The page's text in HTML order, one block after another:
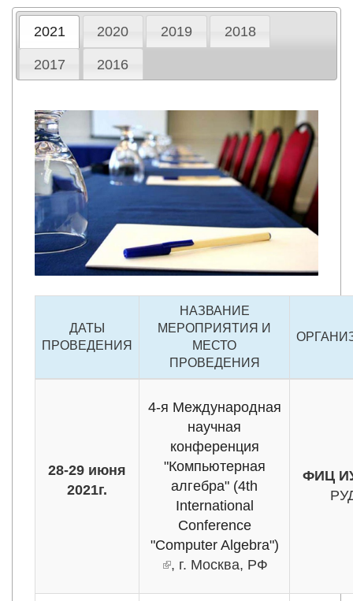
2021 2020 2019 2018
2017 2016
ДАТЫ
ПРОВЕДЕНИЯ
НАЗВАНИЕ
МЕРОПРИЯТИЯ И
МЕСТО
ПРОВЕДЕНИЯ
28-29 июня
2021г.
4-я Международная
научная
конференция
"Компьютерная
алгебра" (4th
International
Conference
"Computer Algebra")
(внешняя ссылка)
, г. Москва, РФ
ФИЦ